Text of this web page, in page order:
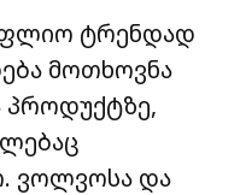
ტრენდად
მოთხოვნა
ვოლვოსა და